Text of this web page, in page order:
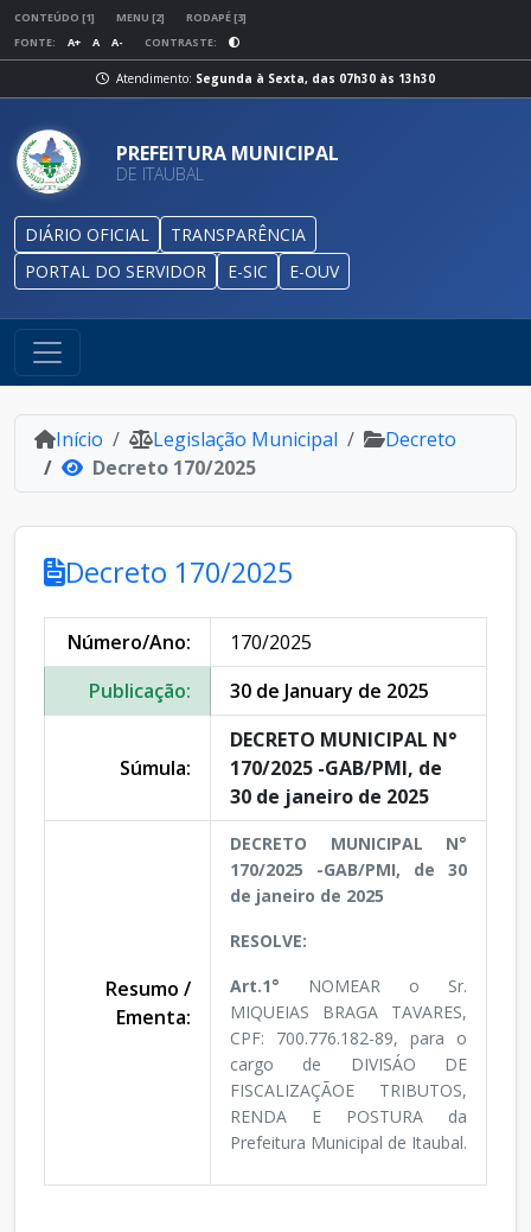
CONTEÚDO [1] MENU [2]
RODAPÉ [3]
FONTE:
A+ A A- CONTRASTE:
Atendimento: Segunda à Sexta, das 07h30 às 13h30
PREFEITURA MUNICIPAL
DE ITAUBAL
DIÁRIO OFICIAL
TRANSPARÊNCIA
PORTAL DO SERVIDOR
E-SIC E-OUV
Início Legislação Municipal
Decreto
Decreto 170/2025
Decreto 170/2025
Número/Ano:
170/2025
Publicação:
30 de January de 2025
Súmula:
DECRETO MUNICIPAL N°
170/2025 -GAB/PMI, de
30 de janeiro de 2025
Resumo /
Ementa:
DECRETO MUNICIPAL N°
170/2025 -GAB/PMI, de 30
de janeiro de 2025
RESOLVE:
Art.1° NOMEAR o Sr.
MIQUEIAS BRAGA TAVARES,
CPF: 700.776.182-89, para o
cargo de DIVISÁO DE
FISCALIZAÇÃOE TRIBUTOS,
RENDA E POSTURA da
Prefeitura Municipal de Itaubal.